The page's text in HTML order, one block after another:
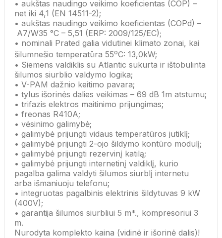
• aukštas naudingo veikimo koeficientas (COP) –
net iki 4,1 (EN 14511-2);
• aukštas naudingo veikimo koeficientas (COPd) –
A7/W35 °C – 5,51 (ERP: 2009/125/EC);
• nominali Prated galia vidutinei klimato zonai, kai
šilumnešio temperatūra 55oC: 13,0kW;
• Siemens valdiklis su Atlantic sukurta ir ištobulinta
šilumos siurblio valdymo logika;
• V-PAM dažnio keitimo pavara;
• tylus išorinės dalies veikimas – 69 dB 1m atstumu;
• trifazis elektros maitinimo prijungimas;
• freonas R410A;
• vėsinimo galimybė;
• galimybė prijungti vidaus temperatūros jutiklį;
• galimybė prijungti 2-ojo šildymo kontūro modulį;
• galimybė prijungti rezervinį katilą;
• galimybė prijungti internetinį valdiklį, kurio
pagalba galima valdyti šilumos siurblį internetu
arba išmaniuoju telefonu;
• integruotas pagalbinis elektrinis šildytuvas 9 kW
(400V);
• garantija šilumos siurbliui 5 m*., kompresoriui 3
m.
Nurodyta komplekto kaina (vidinė ir išorinė dalis)!